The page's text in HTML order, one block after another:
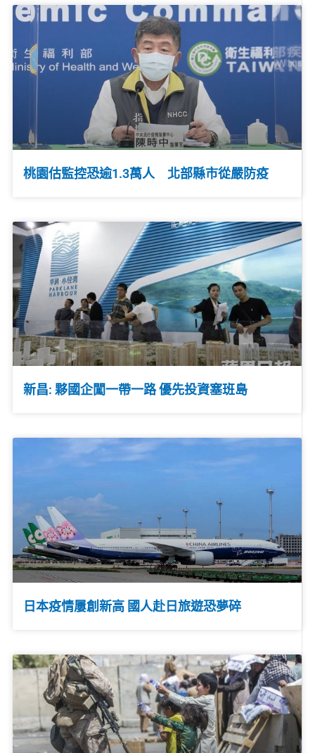
桃園估監控恐逾1.3萬人 北部縣市從嚴防疫
新昌: 夥國企闖一帶一路 優先投資塞班島
日本疫情屢創新高 國人赴日旅遊恐夢碎